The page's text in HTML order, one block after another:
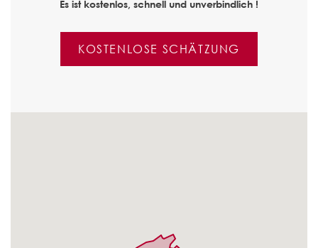
Es ist kostenlos, schnell und unverbindlich !
KOSTENLOSE SCHÄTZUNG